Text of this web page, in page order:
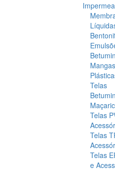
Mangas
Telas
Telas
Telas
Telas
e